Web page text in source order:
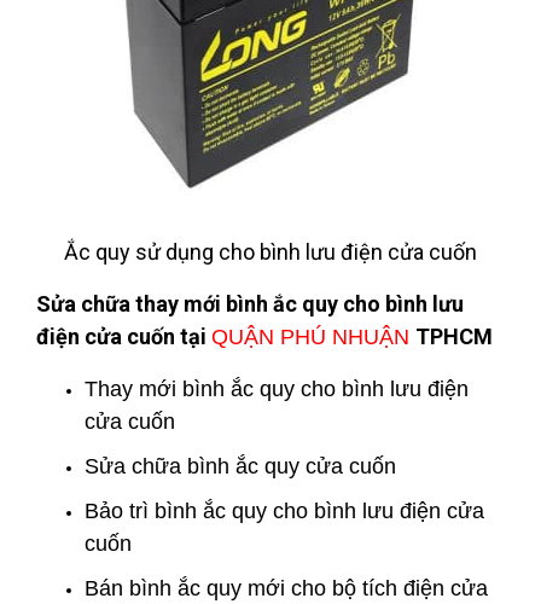
Ắc quy sử dụng cho bình lưu điện cửa cuốn
Sửa chữa thay mới bình ắc quy cho bình lưu
điện cửa cuốn tại QUẬN PHÚ NHUẬN TPHCM
Thay mới bình ắc quy cho bình lưu điện
cửa cuốn
Sửa chữa bình ắc quy cửa cuốn
Bảo trì bình ắc quy cho bình lưu điện cửa
cuốn
Bán bình ắc quy mới cho bộ tích điện cửa